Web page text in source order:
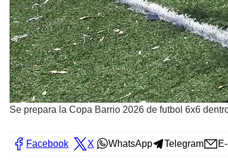
Se prepara la Copa Barrio 2026 de futbol 6x6
Facebook X WhatsApp Telegram